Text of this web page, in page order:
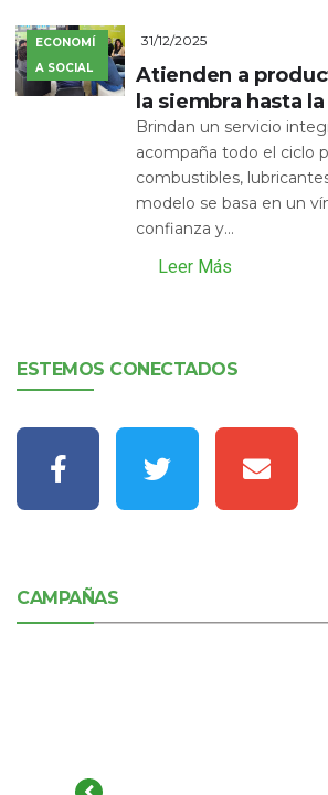
ECONOMÍ
A SOCIAL
31/12/2025
Atienden a
la siembra hasta
Brindan un servicio
acompaña todo el ciclo
combustibles,
modelo se basa en un
confianza y...
Leer Más
ESTEMOS CONECTADOS
CAMPAÑAS